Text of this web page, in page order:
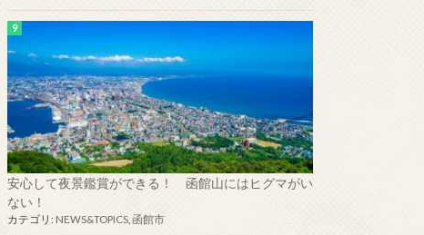
安心して夜景鑑賞ができる！ 函館山にはヒグマがい
ない！
カテゴリ: NEWS&TOPICS 函館市